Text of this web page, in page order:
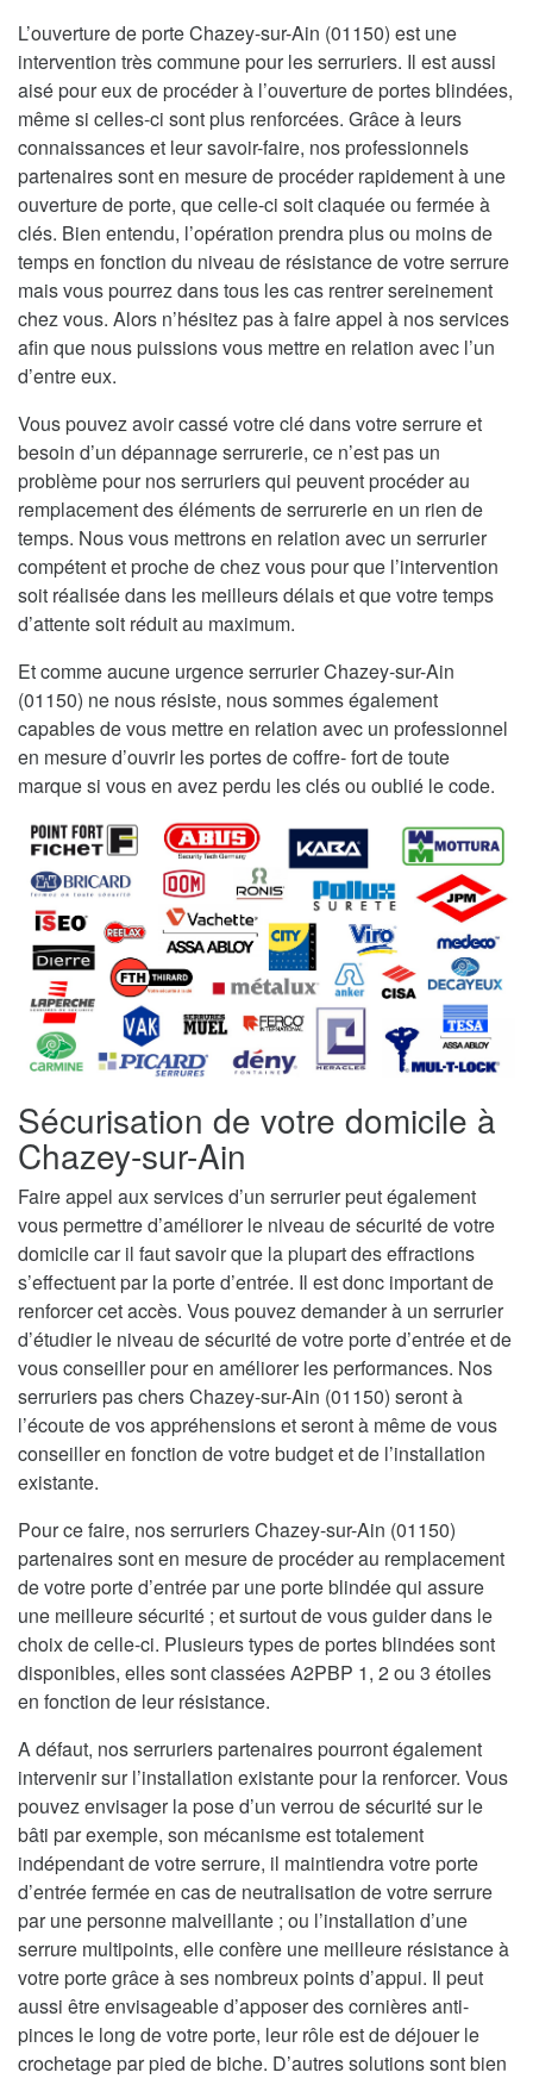
L’ouverture de porte Chazey-sur-Ain (01150) est une
intervention très commune pour les serruriers. Il est aussi
aisé pour eux de procéder à l’ouverture de portes blindées,
même si celles-ci sont plus renforcées. Grâce à leurs
connaissances et leur savoir-faire, nos professionnels
partenaires sont en mesure de procéder rapidement à une
ouverture de porte, que celle-ci soit claquée ou fermée à
clés. Bien entendu, l’opération prendra plus ou moins de
temps en fonction du niveau de résistance de votre serrure
mais vous pourrez dans tous les cas rentrer sereinement
chez vous. Alors n’hésitez pas à faire appel à nos services
afin que nous puissions vous mettre en relation avec l’un
d’entre eux.
Vous pouvez avoir cassé votre clé dans votre serrure et
besoin d’un dépannage serrurerie, ce n’est pas un
problème pour nos serruriers qui peuvent procéder au
remplacement des éléments de serrurerie en un rien de
temps. Nous vous mettrons en relation avec un serrurier
compétent et proche de chez vous pour que l’intervention
soit réalisée dans les meilleurs délais et que votre temps
d’attente soit réduit au maximum.
Et comme aucune urgence serrurier Chazey-sur-Ain
(01150) ne nous résiste, nous sommes également
capables de vous mettre en relation avec un professionnel
en mesure d’ouvrir les portes de coffre- fort de toute
marque si vous en avez perdu les clés ou oublié le code.
Sécurisation de votre domicile à
Chazey-sur-Ain
Faire appel aux services d’un serrurier peut également
vous permettre d’améliorer le niveau de sécurité de votre
domicile car il faut savoir que la plupart des effractions
s’effectuent par la porte d’entrée. Il est donc important de
renforcer cet accès. Vous pouvez demander à un serrurier
d’étudier le niveau de sécurité de votre porte d’entrée et de
vous conseiller pour en améliorer les performances. Nos
serruriers pas chers Chazey-sur-Ain (01150) seront à
l’écoute de vos appréhensions et seront à même de vous
conseiller en fonction de votre budget et de l’installation
existante.
Pour ce faire, nos serruriers Chazey-sur-Ain (01150)
partenaires sont en mesure de procéder au remplacement
de votre porte d’entrée par une porte blindée qui assure
une meilleure sécurité ; et surtout de vous guider dans le
choix de celle-ci. Plusieurs types de portes blindées sont
disponibles, elles sont classées A2PBP 1, 2 ou 3 étoiles
en fonction de leur résistance.
A défaut, nos serruriers partenaires pourront également
intervenir sur l’installation existante pour la renforcer. Vous
pouvez envisager la pose d’un verrou de sécurité sur le
bâti par exemple, son mécanisme est totalement
indépendant de votre serrure, il maintiendra votre porte
d’entrée fermée en cas de neutralisation de votre serrure
par une personne malveillante ; ou l’installation d’une
serrure multipoints, elle confère une meilleure résistance à
votre porte grâce à ses nombreux points d’appui. Il peut
aussi être envisageable d’apposer des cornières anti-
pinces le long de votre porte, leur rôle est de déjouer le
crochetage par pied de biche. D’autres solutions sont bien